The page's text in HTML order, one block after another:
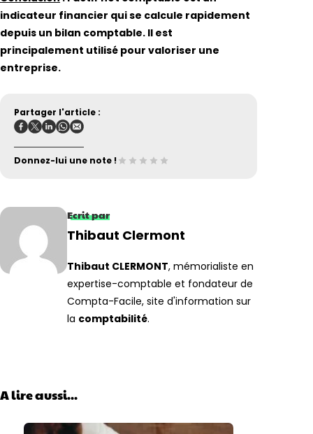
indicateur financier qui se calcule rapidement
depuis un bilan comptable. Il est
principalement utilisé pour valoriser une
entreprise.
Partager l'article :
Donnez-lui une note !
Ecrit par
Thibaut Clermont
Thibaut CLERMONT, mémorialiste en
expertise-comptable et fondateur de
Compta-Facile, site d'information sur
la comptabilité.
A lire aussi...